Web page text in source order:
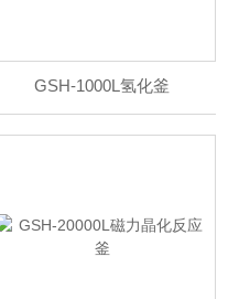
GSH-1000L氢化釜